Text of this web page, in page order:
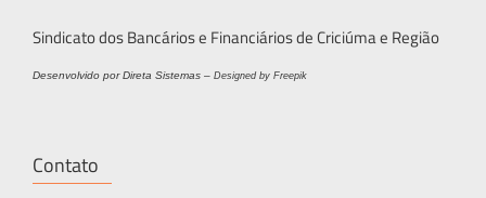
Sindicato dos Bancários e Financiários de Criciúma e Região
Desenvolvido por Direta Sistemas – Designed by Freepik
Contato